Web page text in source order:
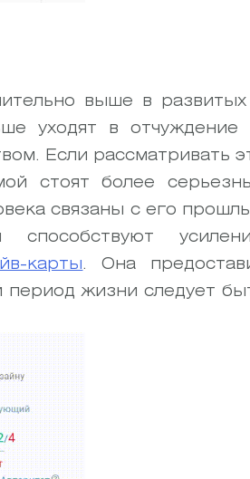
выше в
уходят в отчуждение
Если рассматривать
стоят более
связаны с его
карты. Она
жизни следует